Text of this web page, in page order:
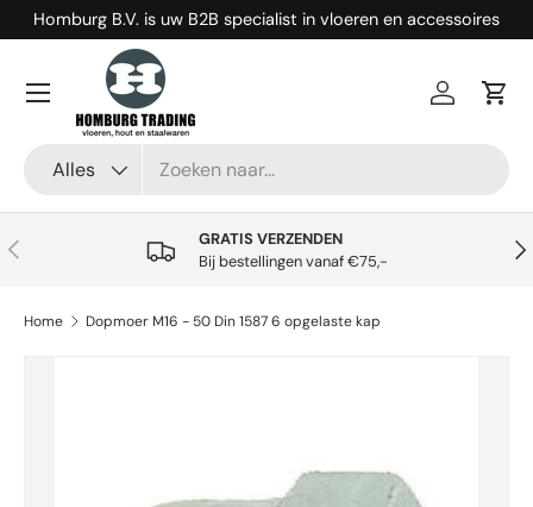
Ga naar inhoud
Homburg B.V. is uw B2B specialist in vloeren en accessoires
Alles
Inloggen
Menu
Vorige
GRATIS VERZENDEN
Bij bestellingen vanaf €75,-
Home Dopmoer M16 - 50 Din 1587 6 opgelaste kap